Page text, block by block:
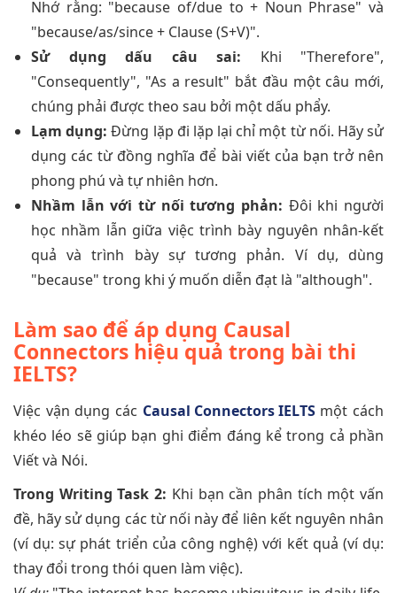
Nhớ rằng: "because of/due to + Noun Phrase" và
"because/as/since + Clause (S+V)".
Sử dụng dấu câu sai: Khi "Therefore",
"Consequently", "As a result" bắt đầu một câu mới,
chúng phải được theo sau bởi một dấu phẩy.
Lạm dụng: Đừng lặp đi lặp lại chỉ một từ nối. Hãy sử
dụng các từ đồng nghĩa để bài viết của bạn trở nên
phong phú và tự nhiên hơn.
Nhầm lẫn với từ nối tương phản: Đôi khi người
học nhầm lẫn giữa việc trình bày nguyên nhân-kết
quả và trình bày sự tương phản. Ví dụ, dùng
"because" trong khi ý muốn diễn đạt là "although".
Làm sao để áp dụng Causal
Connectors hiệu quả trong bài thi
IELTS?
Việc vận dụng các Causal Connectors IELTSmột cách
khéo léo sẽ giúp bạn ghi điểm đáng kể trong cả phần
Viết và Nói.
Trong Writing Task 2: Khi bạn cần phân tích một vấn
đề, hãy sử dụng các từ nối này để liên kết nguyên nhân
(ví dụ: sự phát triển của công nghệ) với kết quả (ví dụ:
thay đổi trong thói quen làm việc).